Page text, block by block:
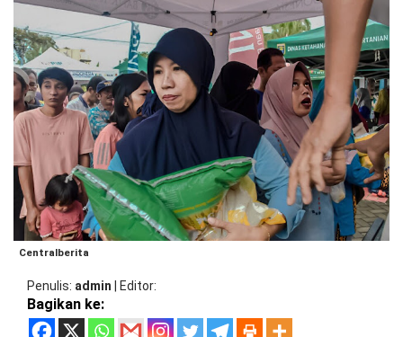
TANGGAMUS
PRINGSEWU
LAMPUNG
SELATAN
LAMPUNG
TENGAH
LAMPUNG
LAMPUNG
TIMUR
DPRD
METRO
DPRD
PESAWARAN
DPRD
TANGGAMUS
DPRD
PRINGSEWU
DPRD
LAMSEL
JAWAB
BARAT
DKI
JAKARTA
Centralberita
Penulis admin Editor
Bagikan ke: